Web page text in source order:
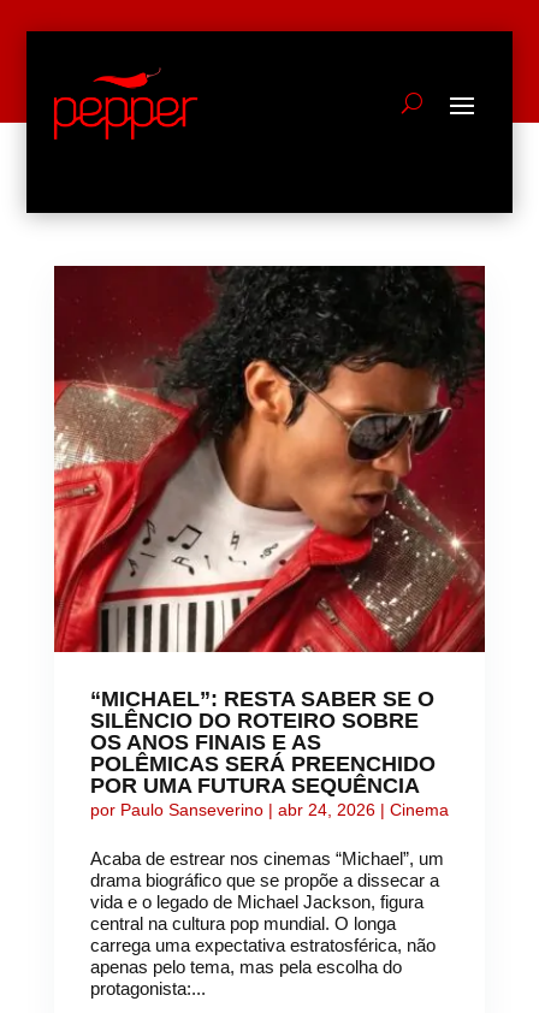
“MICHAEL”: RESTA SABER SE O
SILÊNCIO DO ROTEIRO SOBRE
OS ANOS FINAIS E AS
POLÊMICAS SERÁ PREENCHIDO
POR UMA FUTURA SEQUÊNCIA
por Paulo Sanseverino| abr 24, 2026| Cinema
Acaba de estrear nos cinemas “Michael”, um
drama biográfico que se propõe a dissecar a
vida e o legado de Michael Jackson, figura
central na cultura pop mundial. O longa
carrega uma expectativa estratosférica, não
apenas pelo tema, mas pela escolha do
protagonista:...